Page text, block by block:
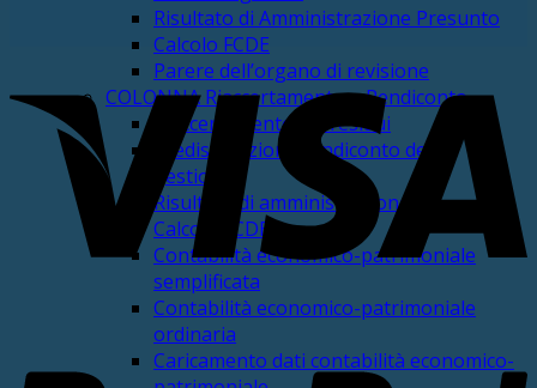
Risultato di Amministrazione Presunto
Calcolo FCDE
Parere dell’organo di revisione
COLONNA Riaccertamento e Rendiconto
Riaccertamento dei residui
Predisposizione rendiconto della
gestione
Risultato di amministrazione
Calcolo FCDE
Contabilità economico-patrimoniale
semplificata
Contabilità economico-patrimoniale
ordinaria
Caricamento dati contabilità economico-